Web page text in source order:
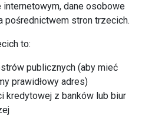
dane osobowe
pośrednictwem stron trzecich.
to:
publicznych (aby mieć
prawidłowy adres)
kredytowej z banków lub biur